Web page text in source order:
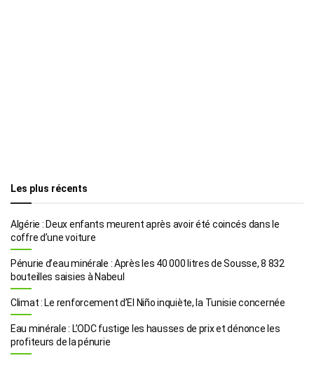
Les plus récents
Algérie : Deux enfants meurent après avoir été coincés dans le
coffre d’une voiture
Pénurie d’eau minérale : Après les 40 000 litres de Sousse, 8 832
bouteilles saisies à Nabeul
Climat : Le renforcement d’El Niño inquiète, la Tunisie concernée
Eau minérale : L’ODC fustige les hausses de prix et dénonce les
profiteurs de la pénurie